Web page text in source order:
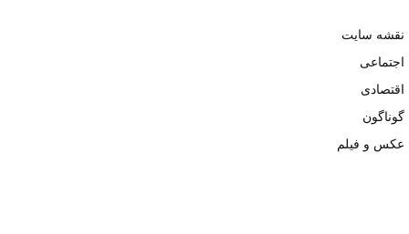
نقشه سایت
اجتماعی
اقتصادی
گوناگون
عکس و فیلم